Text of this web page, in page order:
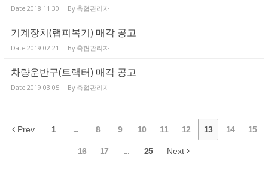
Date 2018.11.30 By 축협관리자
기계장치(랩피복기) 매각 공고
Date 2019.02.21 By 축협관리자
차량운반구(트랙터) 매각 공고
Date 2019.03.05 By 축협관리자
Prev 1 ... 8 9 10 11 12 13 14 15
16 17 ... 25 Next